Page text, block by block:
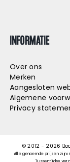
INFORMATIE
Over ons
Merken
Aangesloten
Algemene
Privacy
© 2012 - 2026
Alle genoemde prijzen zijn